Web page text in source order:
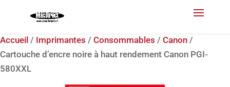
Accueil / Imprimantes / Consommables / Canon /
Cartouche d’encre noire à haut rendement Canon PGI-
580XXL